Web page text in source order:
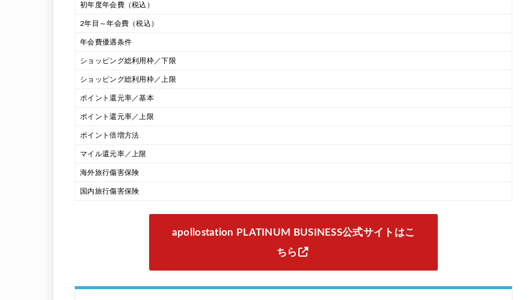
初年度年会費（税込）
2年目～年会費（税込）
年会費優遇条件
ショッピング総利用枠／下限
ショッピング総利用枠／上限
ポイント還元率／基本
ポイント還元率／上限
ポイント倍増方法
マイル還元率／上限
海外旅行傷害保険
国内旅行傷害保険
apollostation PLATINUM BUSINESS公式サイトはこ
ちら